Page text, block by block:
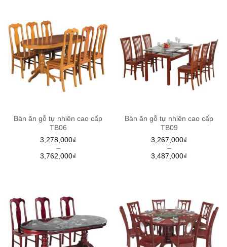
Bàn ăn gỗ tự nhiên cao cấp
TB06
3,278,000₫
–
3,762,000₫
Bàn ăn gỗ tự nhiên cao cấp
TB09
3,267,000₫
–
3,487,000₫